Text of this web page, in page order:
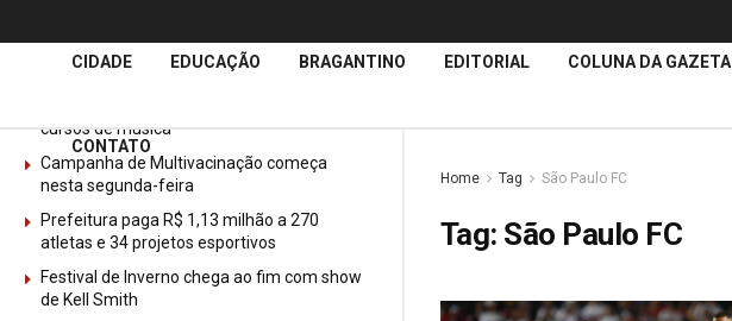
ÚltimasNotícias
cursos de música
Campanha de Multivacinação começa
nesta segunda-feira
Prefeitura paga R$ 1,13 milhão a 270
atletas e 34 projetos esportivos
Festival de Inverno chega ao fim com show
de Kell Smith
CIDADE EDUCAÇÃO BRAGANTINO EDITORIAL COLUNA DA GAZETA
CONTATO
Home Tag São Paulo FC
Tag: São Paulo FC